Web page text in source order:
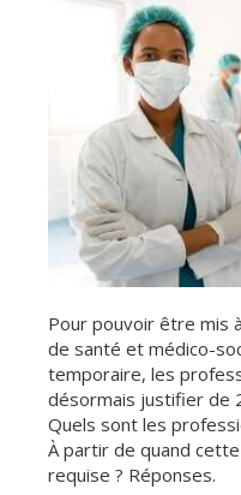
Pour pouvoir être mis
de santé et médico-
temporaire, les
désormais justifier de
Quels sont les
À partir de quand
requise ? Réponses.